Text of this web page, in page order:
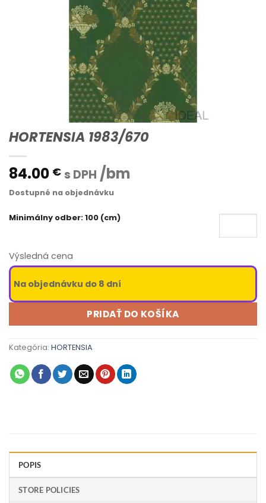
HORTENSIA 1983/670
84.00 € s DPH /bm
Dostupné na objednávku
Minimálny odber: 100 (cm)
Výsledná cena
Na objednávku do 8 dní
PRIDAŤ DO KOŠÍKA
Kategória: HORTENSIA
POPIS
STORE POLICIES